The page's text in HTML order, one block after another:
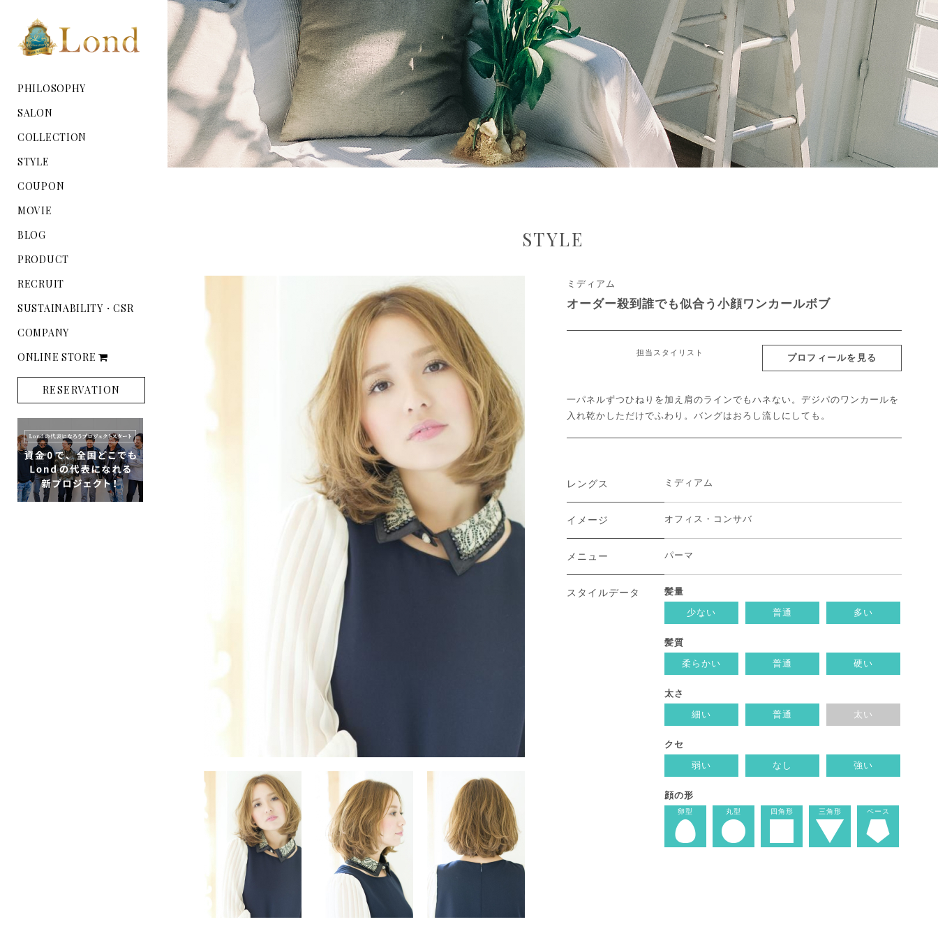
PHILOSOPHY
SALON
COLLECTION
STYLE
COUPON
MOVIE
BLOG
PRODUCT
RECRUIT
SUSTAINABILITY・CSR
COMPANY
ONLINE STORE
RESERVATION
STYLE
ミディアム
オーダー殺到誰でも似合う小顔ワンカールボブ
担当スタイリスト
プロフィールを見る
一パネルずつひねりを加え肩のラインでもハネない。デジパのワンカールを
入れ乾かしただけでふわり。バングはおろし流しにしても。
レングス ミディアム
イメージ オフィス・コンサバ
メニュー パーマ
スタイルデータ
髪量
少ない
普通 多い
髪質
柔らかい
普通 硬い
太さ
細い
普通 太い
クセ
弱い
なし 強い
顔の形
卵型 丸型 四角形 三角形 ベース